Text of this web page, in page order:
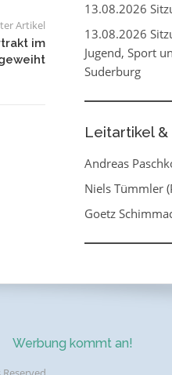
Artikel
im
13.08.2026
13.08.2026
Jugend, Sport
Suderburg
Leitartikel &
Andreas
Niels Tümmler
Goetz
Werbung kommt an!